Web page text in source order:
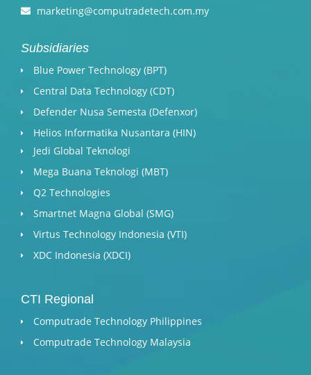
marketing@computradetech.com.my
Subsidiaries
Blue Power Technology (BPT)​
Central Data Technology (CDT)
Defender Nusa Semesta (Defenxor)
Helios Informatika Nusantara (HIN)
Jedi Global Teknologi
Mega Buana Teknologi (MBT)
Q2 Technologies
Smartnet Magna Global (SMG)
Virtus Technology Indonesia (VTI)
XDC Indonesia (XDCI)
CTI Regional
Computrade Technology Philippines
Computrade Technology Malaysia